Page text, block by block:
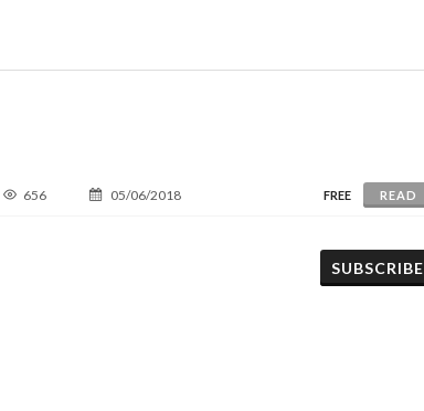
656 05/06/2018 FREE READ
SUBSCRIBE